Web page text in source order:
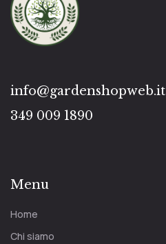
info@gardenshopweb.it
349 009 1890
Menu
Home
Chi siamo